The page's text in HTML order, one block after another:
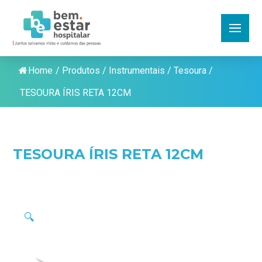
Home / Produtos / Instrumentais / Tesoura /
TESOURA ÍRIS RETA 12CM
TESOURA ÍRIS RETA 12CM
🔍